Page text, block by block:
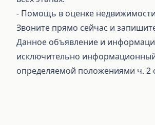
⁃ Помощь в оценке
Звоните прямо сейчас и
Данное объявление и
исключительно информационный
определяемой положениями ч. 2